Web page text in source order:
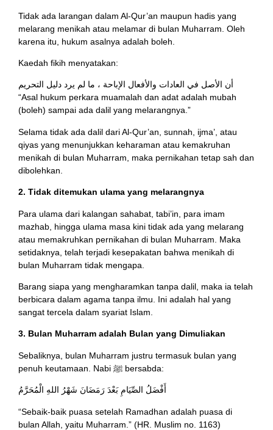
Tidak ada larangan dalam Al-Qur’an maupun hadis yang
melarang menikah atau melamar di bulan Muharram. Oleh
karena itu, hukum asalnya adalah boleh.
Kaedah fikih menyatakan:
أن الأصل في العادات والأفعال الإباحة ، ما لم يرد دليل التحريم
“Asal hukum perkara muamalah dan adat adalah mubah
(boleh) sampai ada dalil yang melarangnya.”
Selama tidak ada dalil dari Al-Qur’an, sunnah, ijma’, atau
qiyas yang menunjukkan keharaman atau kemakruhan
menikah di bulan Muharram, maka pernikahan tetap sah dan
dibolehkan.
2. Tidak ditemukan ulama yang melarangnya
Para ulama dari kalangan sahabat, tabi’in, para imam
mazhab, hingga ulama masa kini tidak ada yang melarang
atau memakruhkan pernikahan di bulan Muharram. Maka
setidaknya, telah terjadi kesepakatan bahwa menikah di
bulan Muharram tidak mengapa.
Barang siapa yang mengharamkan tanpa dalil, maka ia telah
berbicara dalam agama tanpa ilmu. Ini adalah hal yang
sangat tercela dalam syariat Islam.
3. Bulan Muharram adalah Bulan yang Dimuliakan
Sebaliknya, bulan Muharram justru termasuk bulan yang
penuh keutamaan. Nabi ﷺ bersabda:
أَفْضَلُ الصِّيَامِ بَعْدَ رَمَضَانَ شَهْرُ اللهِ الْمُحَرَّمُ
“Sebaik-baik puasa setelah Ramadhan adalah puasa di
bulan Allah, yaitu Muharram.” (HR. Muslim no. 1163)